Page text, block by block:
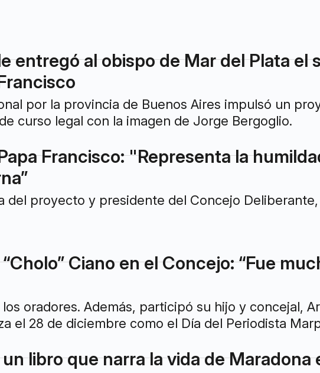
entregó al obispo de Mar del Plata el
por la provincia de Buenos Aires impulsó un
curso legal con la imagen de Jorge Bergoglio.
Francisco: "Representa la
del proyecto y presidente del Concejo
Ciano en el Concejo: “Fue
oradores. Además, participó su hijo y concejal,
el 28 de diciembre como el Día del Periodista
libro que narra la vida de Maradona